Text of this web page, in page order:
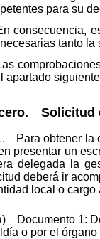
para su
consecuencia,
tanto la
apartado
Solicitud
Para obtener la
presentar un
delegada la
deberá ir
local o
Documento 1:
o por el